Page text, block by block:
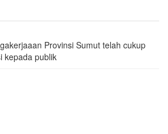
Provinsi Sumut telah cukup
kepada publik